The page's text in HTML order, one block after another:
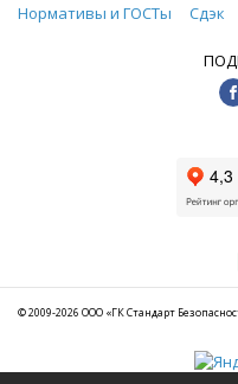
Нормативы и ГОСТы
Сдэк
© 2009-2026 ООО «ГК Стандарт